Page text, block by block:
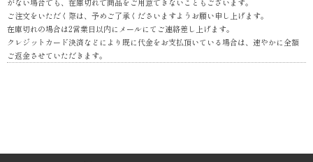
ご注文をいただく際は、予めご了承くださいますようお願い申し上げます。
在庫切れの場合は2営業日以内にメールにてご連絡差し上げます。
クレジットカード決済などにより既に代金をお支払頂いている場合は、速やかに全額
ご返金させていただきます。